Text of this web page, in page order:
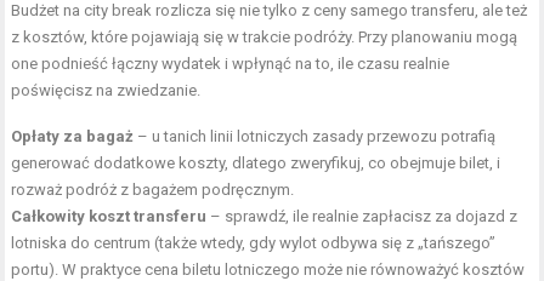
Budżet na city break rozlicza się nie tylko z ceny samego transferu, ale też
z kosztów, które pojawiają się w trakcie podróży. Przy planowaniu mogą
one podnieść łączny wydatek i wpłynąć na to, ile czasu realnie
poświęcisz na zwiedzanie.
Opłaty za bagaż – u tanich linii lotniczych zasady przewozu potrafią
generować dodatkowe koszty, dlatego zweryfikuj, co obejmuje bilet, i
rozważ podróż z bagażem podręcznym.
Całkowity koszt transferu – sprawdź, ile realnie zapłacisz za dojazd z
lotniska do centrum (także wtedy, gdy wylot odbywa się z „tańszego”
portu). W praktyce cena biletu lotniczego może nie równoważyć kosztów